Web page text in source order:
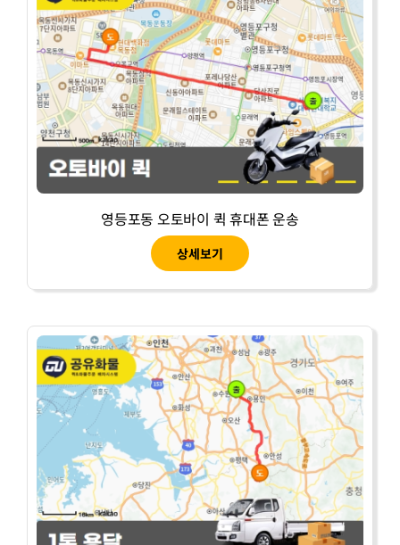
영등포동 오토바이 퀵 휴대폰 운송
상세보기